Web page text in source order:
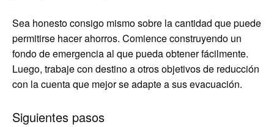
Sea honesto consigo mismo sobre la cantidad que puede
permitirse hacer ahorros. Comience construyendo un
fondo de emergencia al que pueda obtener fácilmente.
Luego, trabaje con destino a otros objetivos de reducción
con la cuenta que mejor se adapte a sus evacuación.
Siguientes pasos